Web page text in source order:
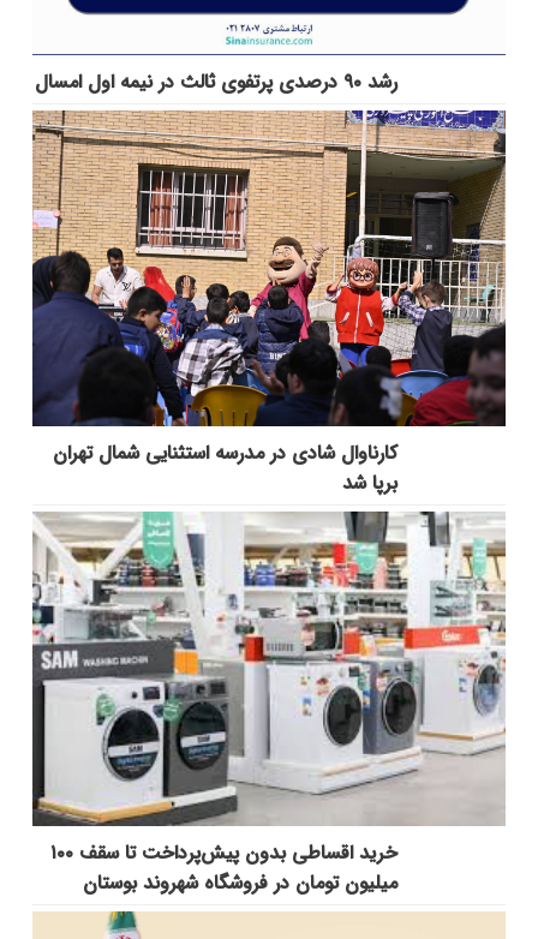
رشد ۹۰ درصدی پرتفوی ثالث در نیمه اول امسال
کارناوال شادی در مدرسه استثنایی شمال تهران
برپا شد
خرید اقساطی بدون پیش‌پرداخت تا سقف ۱۰۰
میلیون تومان در فروشگاه شهروند بوستان